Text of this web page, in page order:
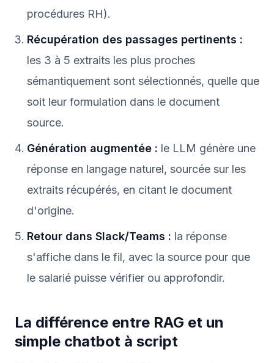
procédures RH).
Récupération des passages pertinents :
les 3 à 5 extraits les plus proches
sémantiquement sont sélectionnés, quelle que
soit leur formulation dans le document
source.
Génération augmentée : le LLM génère une
réponse en langage naturel, sourcée sur les
extraits récupérés, en citant le document
d'origine.
Retour dans Slack/Teams : la réponse
s'affiche dans le fil, avec la source pour que
le salarié puisse vérifier ou approfondir.
La différence entre RAG et un
simple chatbot à script